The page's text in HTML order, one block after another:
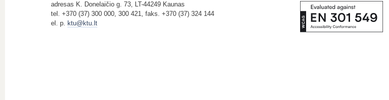
adresas K. Donelaičio g. 73, LT-44249 Kaunas
tel. +370 (37) 300 000, 300 421, faks. +370 (37) 324 144
el. p. ktu@ktu.lt